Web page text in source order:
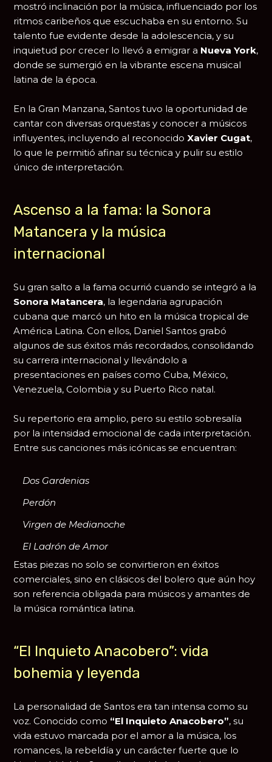
mostró inclinación por la música, influenciado por los
ritmos caribeños que escuchaba en su entorno. Su
talento fue evidente desde la adolescencia, y su
inquietud por crecer lo llevó a emigrar a Nueva York,
donde se sumergió en la vibrante escena musical
latina de la época.
En la Gran Manzana, Santos tuvo la oportunidad de
cantar con diversas orquestas y conocer a músicos
influyentes, incluyendo al reconocidoXavier Cugat,
lo que le permitió afinar su técnica y pulir su estilo
único de interpretación.
Ascenso a la fama: la Sonora
Matancera y la música
internacional
Su gran salto a la fama ocurrió cuando se integró a la
Sonora Matancera, la legendaria agrupación
cubana que marcó un hito en la música tropical de
América Latina. Con ellos, Daniel Santos grabó
algunos de sus éxitos más recordados, consolidando
su carrera internacional y llevándolo a
presentaciones en países como Cuba, México,
Venezuela, Colombia y su Puerto Rico natal.
Su repertorio era amplio, pero su estilo sobresalía
por la intensidad emocional de cada interpretación.
Entre sus canciones más icónicas se encuentran:
Dos Gardenias
Perdón
Virgen de Medianoche
El Ladrón de Amor
Estas piezas no solo se convirtieron en éxitos
comerciales, sino en clásicos del bolero que aún hoy
son referencia obligada para músicos y amantes de
la música romántica latina.
“El Inquieto Anacobero”: vida
bohemia y leyenda
La personalidad de Santos era tan intensa como su
voz. Conocido como “El Inquieto Anacobero”, su
vida estuvo marcada por el amor a la música, los
romances, la rebeldía y un carácter fuerte que lo